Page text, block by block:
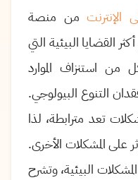
الإنترنتمن منصة
القضايا البيئية التي
من استنزاف الموارد
التنوع البيولوجي.
تعد مترابطة، لذا
على المشكلات الأخرى.
البيئية، وتشرح